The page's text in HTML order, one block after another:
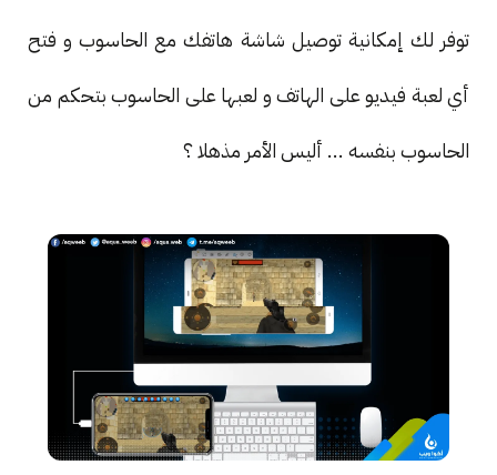
توفر لك إمكانية توصيل شاشة هاتفك مع الحاسوب و فتح
أي لعبة فيديو على الهاتف و لعبها على الحاسوب بتحكم من
الحاسوب بنفسه ... أليس الأمر مذهلا ؟